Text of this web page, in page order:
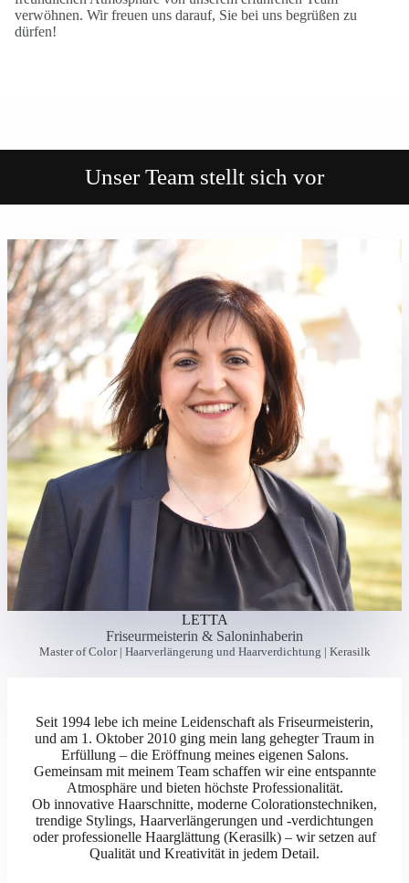
verwöhnen. Wir freuen uns darauf, Sie bei uns begrüßen zu
dürfen!
Unser Team stellt sich vor
LETTA
Friseurmeisterin & Saloninhaberin
Master of Color | Haarverlängerung und Haarverdichtung | Kerasilk
Seit 1994 lebe ich meine Leidenschaft als Friseurmeisterin,
und am 1. Oktober 2010 ging mein lang gehegter Traum in
Erfüllung – die Eröffnung meines eigenen Salons.
Gemeinsam mit meinem Team schaffen wir eine entspannte
Atmosphäre und bieten höchste Professionalität.
Ob innovative Haarschnitte, moderne Colorationstechniken,
trendige Stylings, Haarverlängerungen und -verdichtungen
oder professionelle Haarglättung (Kerasilk) – wir setzen auf
Qualität und Kreativität in jedem Detail.